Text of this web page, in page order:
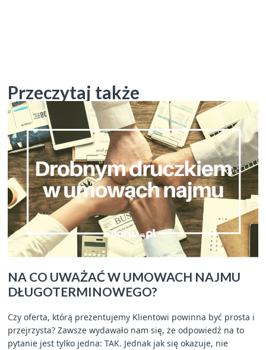
Przeczytaj także
NA CO UWAŻAĆ W UMOWACH NAJMU
DŁUGOTERMINOWEGO?
Czy oferta, którą prezentujemy Klientowi powinna być prosta i
przejrzysta? Zawsze wydawało nam się, że odpowiedź na to
pytanie jest tylko jedna: TAK. Jednak jak się okazuje, nie